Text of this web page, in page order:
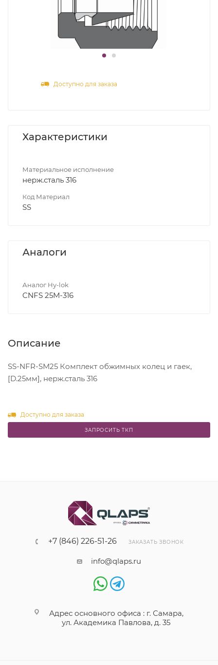
Доступно для заказа
Характеристики
Материальное исполнение
нерж.сталь 316
Код Материал
SS
Аналоги
Аналог Hy-lok
CNFS 25M-316
Описание
SS-NFR-SM25 Комплект обжимных колец и гаек,
[D.25мм], нерж.сталь 316
Доступно для заказа
ЗАПРОСИТЬ ТКП
+7 (846) 226-51-26 ЗАКАЗАТЬ ЗВОНОК
info@qlaps.ru
Адрес основного офиса : г. Самара,
ул. Академика Павлова, д. 35